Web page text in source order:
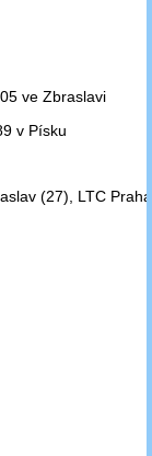
ve Zbraslavi
Písku
(27), LTC